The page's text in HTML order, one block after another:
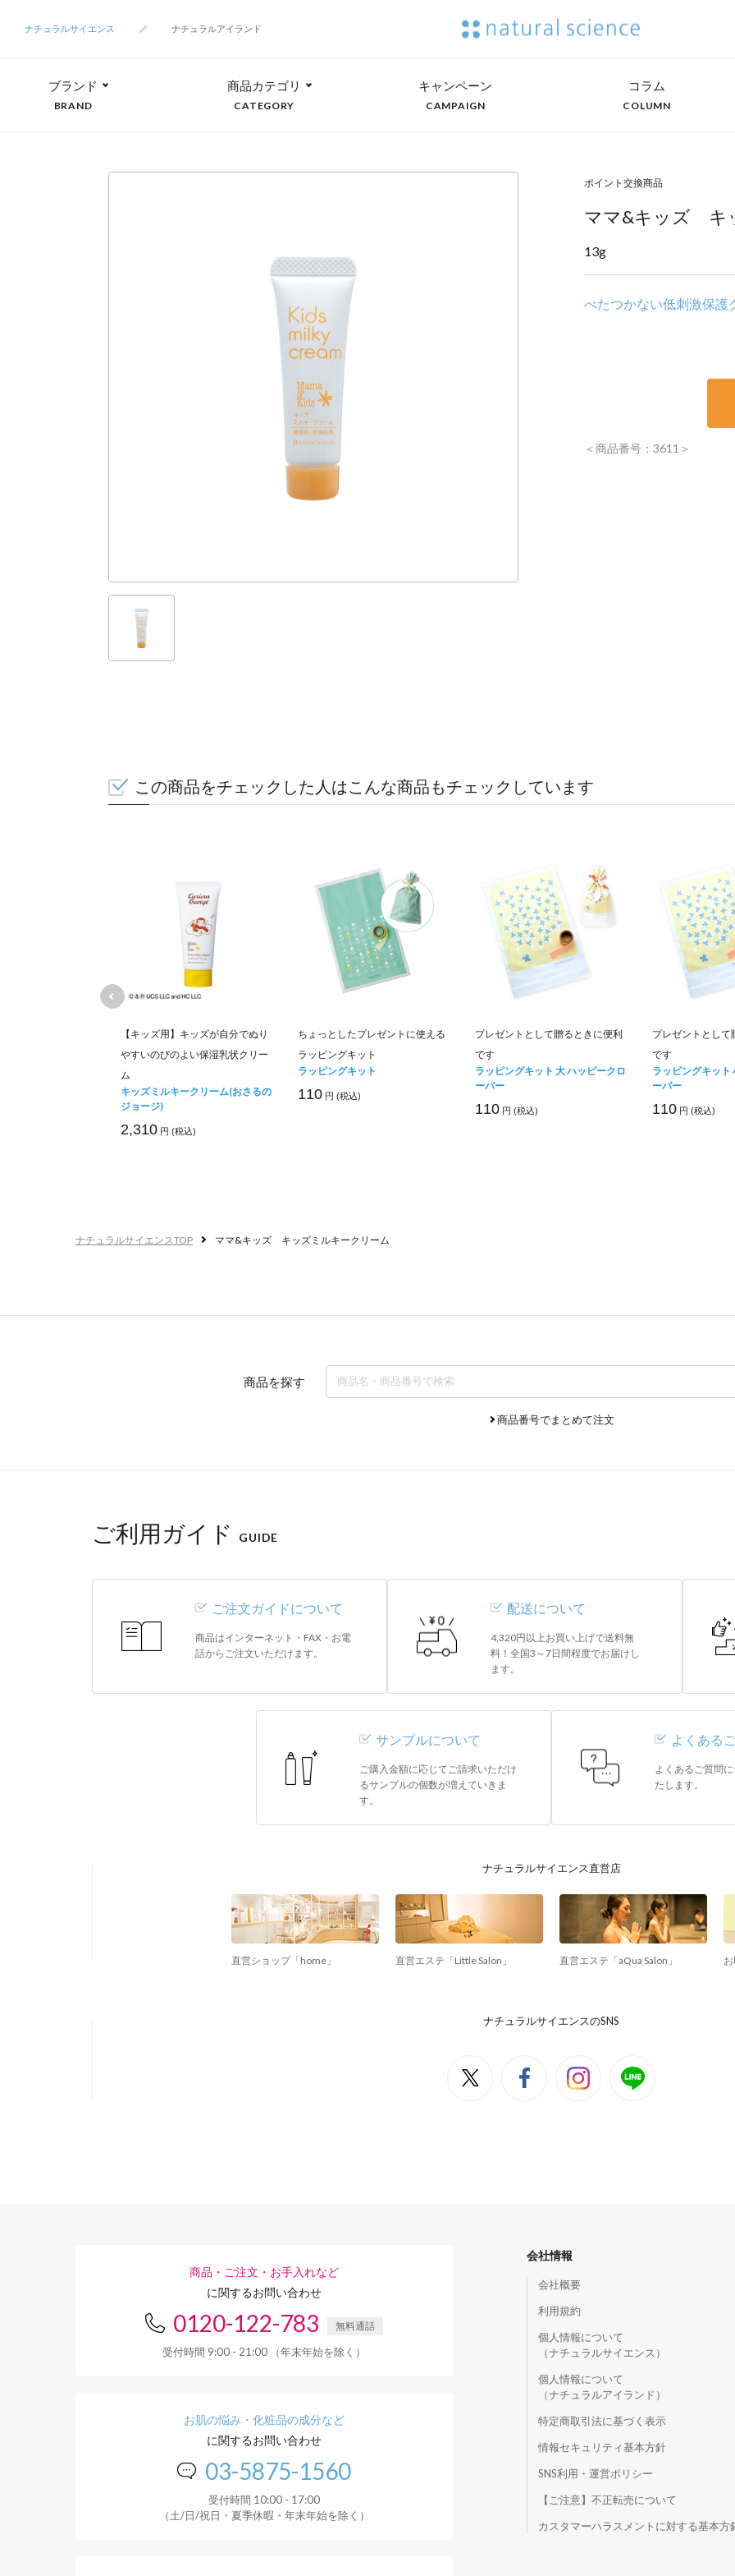
ナチュラルサイエンス
ナチュラルアイランド
ブランド
BRAND
商品カテゴリ
CATEGORY
キャンペーン
CAMPAIGN
コラム
COLUMN
ポイント交換商品
ママ&キッズ キ
13g
べたつかない低刺激保護
＜商品番号：3611＞
この商品をチェックした人はこんな商品もチェックしています
【キッズ用】キッズが自分でぬり
やすいのびのよい保湿乳状クリー
ム
キッズミルキークリーム(おさるの
ジョージ)
2,310 円 (税込)
ちょっとしたプレゼントに使える
ラッピングキット
ラッピングキット
110 円 (税込)
プレゼントとして贈るときに便利
です
ラッピングキット 大 ハッピークロ
ーバー
110 円 (税込)
プレゼントとして
です
ラッピングキット
ーバー
110 円 (税込)
ナチュラルサイエンスTOP ママ&キッズ キッズミルキークリーム
商品を探す
商品番号でまとめて注文
ご利用ガイド GUIDE
ご注文ガイドについて
商品はインターネット・FAX・お電
話からご注文いただけます。
配送について
4,320円以上お買い上げで送料無
料！全国3～7日間程度でお届けし
ます。
サンプルについて
ご購入金額に応じてご請求いただけ
るサンプルの個数が増えていきま
す。
よくある
よくあるご質問
たします。
ナチュラルサイエンス直営店
直営ショップ「home」 直営エステ「Little Salon」 直営エステ「aQua Salon」
ナチュラルサイエンスのSNS
商品・ご注文・お手入れなど
に関するお問い合わせ
0120-122-783 無料通話
受付時間 9:00 - 21:00 （年末年始を除く）
お肌の悩み・化粧品の成分など
に関するお問い合わせ
03-5875-1560
受付時間 10:00 - 17:00
（土/日/祝日・夏季休暇・年末年始を除く）
会社情報
会社概要
利用規約
個人情報について
（ナチュラルサイエンス）
個人情報について
（ナチュラルアイランド）
特定商取引法に基づく表示
情報セキュリティ基本方針
SNS利用・運営ポリシー
【ご注意】不正転売について
カスタマーハラスメントに対する基本方